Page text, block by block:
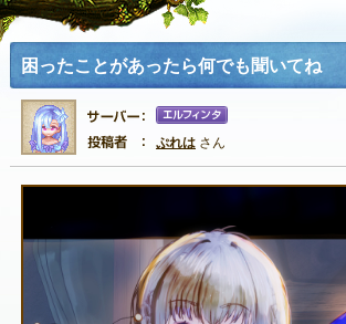
公式サイトにログイン
外部サービスIDでログイン
質問掲示板
クラブ募集掲示板
困ったことがあったら何でも聞いてね
ぷれは さん